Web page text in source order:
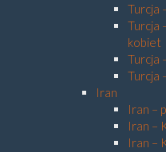
Turcja
Turcja
kobiet
Turcja
Turcja
Iran
Iran –
Iran –
Iran –